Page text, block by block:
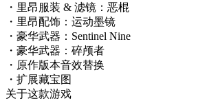
・里昂服装 & 滤镜：恶棍
・里昂配饰：运动墨镜
・豪华武器：Sentinel Nine
・豪华武器：碎颅者
・原作版本音效替换
・扩展藏宝图
关于这款游戏